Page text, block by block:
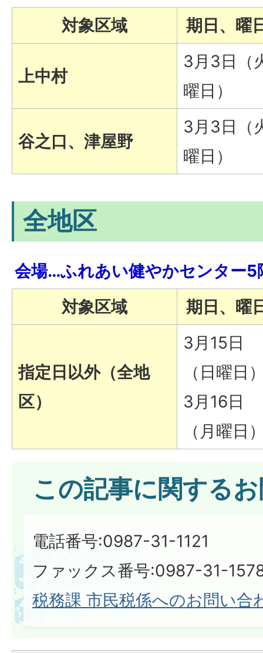
対象区域
期日、曜
上中村
3月3日（
曜日）
谷之口、津屋野
3月3日（
曜日）
全地区
会場…ふれあい健やかセンター5
対象区域
期日、曜
指定日以外（全地
区）
3月15日
（日曜日
3月16日
（月曜日
この記事に関する
電話番号:0987-31-1121
ファックス番号:0987-31-
税務課 市民税係へのお問い合